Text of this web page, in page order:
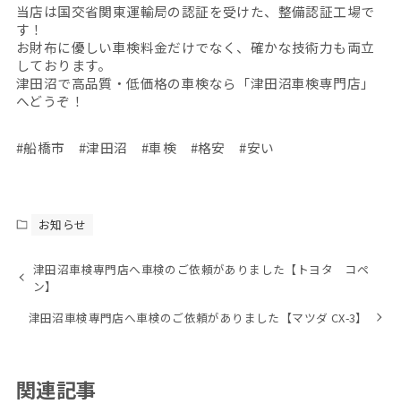
当店は国交省関東運輸局の認証を受けた、整備認証工場で
す！
お財布に優しい車検料金だけでなく、確かな技術力も両立
しております。
津田沼で高品質・低価格の車検なら「津田沼車検専門店」
へどうぞ！
#船橋市 #津田沼 #車検 #格安 #安い
お知らせ
津田沼車検専門店へ車検のご依頼がありました【トヨタ コペ
ン】
津田沼車検専門店へ車検のご依頼がありました【マツダ CX-3】
関連記事